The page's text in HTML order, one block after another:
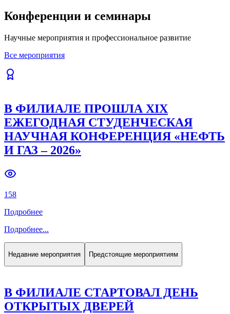
Конференции и семинары
Научные мероприятия и профессиональное развитие
Все мероприятия
В ФИЛИАЛЕ ПРОШЛА XIX
ЕЖЕГОДНАЯ СТУДЕНЧЕСКАЯ
НАУЧНАЯ КОНФЕРЕНЦИЯ «НЕФТЬ
И ГАЗ – 2026»
158
Подробнее
Подробнее...
Недавние мероприятия Предстоящие мероприятиям
В ФИЛИАЛЕ СТАРТОВАЛ ДЕНЬ
ОТКРЫТЫХ ДВЕРЕЙ